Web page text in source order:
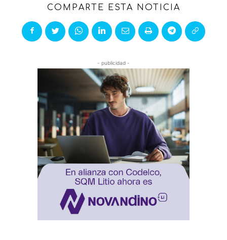
COMPARTE ESTA NOTICIA
- publicidad -